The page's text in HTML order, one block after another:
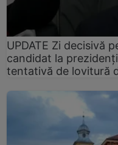
UPDATE Zi decisivă
candidat la
tentativă de lovitură